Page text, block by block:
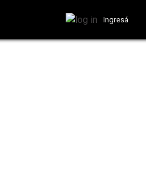
Ingresá